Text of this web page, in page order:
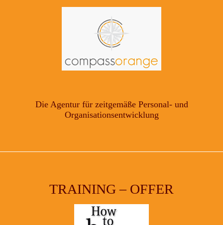
Die Agentur für zeitgemäße Personal- und
Organisationsentwicklung
TRAINING – OFFER